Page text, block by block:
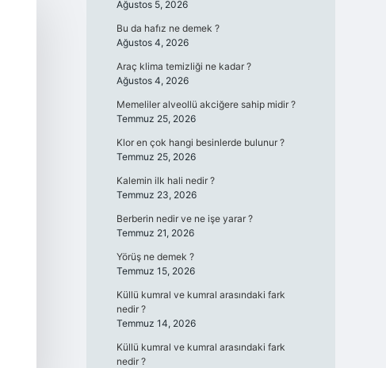
Ağustos 5, 2026
Bu da hafız ne demek ?
Ağustos 4, 2026
Araç klima temizliği ne kadar ?
Ağustos 4, 2026
Memeliler alveollü akciğere sahip midir ?
Temmuz 25, 2026
Klor en çok hangi besinlerde bulunur ?
Temmuz 25, 2026
Kalemin ilk hali nedir ?
Temmuz 23, 2026
Berberin nedir ve ne işe yarar ?
Temmuz 21, 2026
Yörüş ne demek ?
Temmuz 15, 2026
Küllü kumral ve kumral arasındaki fark
nedir ?
Temmuz 14, 2026
Küllü kumral ve kumral arasındaki fark
nedir ?